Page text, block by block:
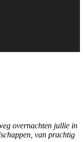
overnachten jullie in
van prachtig